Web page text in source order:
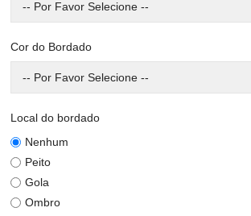
Cor do Bordado
Local do bordado
Nenhum
Peito
Gola
Ombro